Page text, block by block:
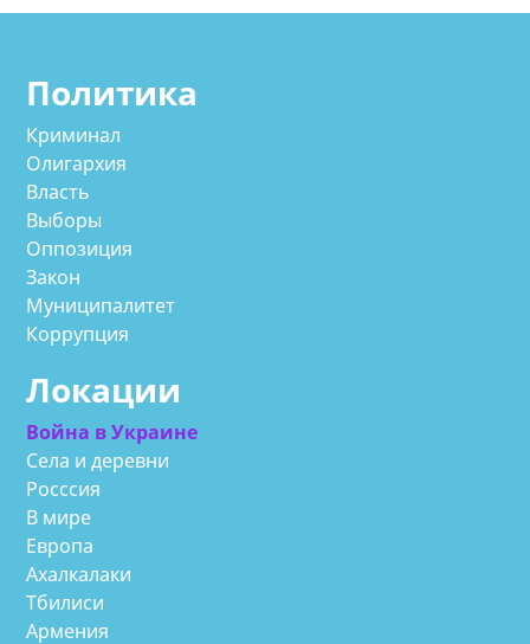
Политика
Криминал
Олигархия
Власть
Выборы
Оппозиция
Закон
Муниципалитет
Коррупция
Локации
Война в Украине
Села и деревни
Росссия
В мире
Европа
Ахалкалаки
Тбилиси
Армения